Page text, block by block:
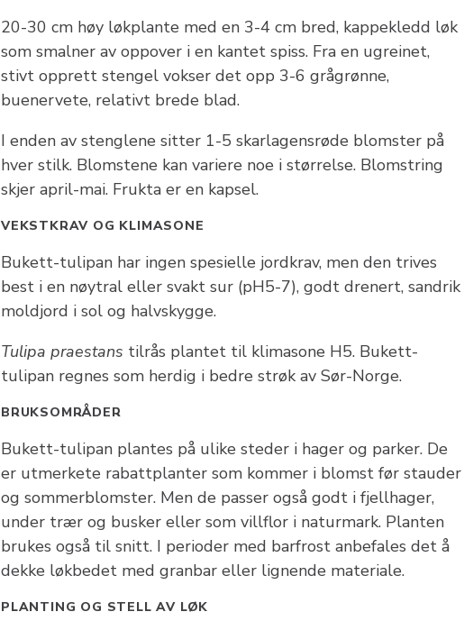
20-30 cm høy løkplante med en 3-4 cm bred, kappekledd løk
som smalner av oppover i en kantet spiss. Fra en ugreinet,
stivt opprett stengel vokser det opp 3-6 grågrønne,
buenervete, relativt brede blad.
I enden av stenglene sitter 1-5 skarlagensrøde blomster på
hver stilk. Blomstene kan variere noe i størrelse. Blomstring
skjer april-mai. Frukta er en kapsel.
VEKSTKRAV OG KLIMASONE
Bukett-tulipan har ingen spesielle jordkrav, men den trives
best i en nøytral eller svakt sur (pH5-7), godt drenert, sandrik
moldjord i sol og halvskygge.
Tulipa praestans tilrås plantet til klimasone H5. Bukett-
tulipan regnes som herdig i bedre strøk av Sør-Norge.
BRUKSOMRÅDER
Bukett-tulipan plantes på ulike steder i hager og parker. De
er utmerkete rabattplanter som kommer i blomst før stauder
og sommerblomster. Men de passer også godt i fjellhager,
under trær og busker eller som villflor i naturmark. Planten
brukes også til snitt. I perioder med barfrost anbefales det å
dekke løkbedet med granbar eller lignende materiale.
PLANTING OG STELL AV LØK